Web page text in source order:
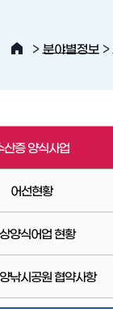
> 분야별정보 >
산증 양식사업
어선현황
양식어업 현황
낚시공원 협약사항